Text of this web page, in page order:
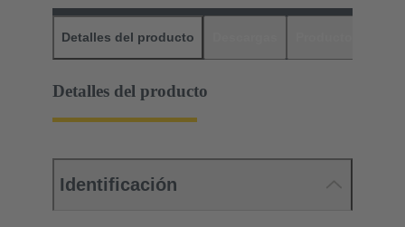
Detalles del producto
Detalles del producto
Identificación